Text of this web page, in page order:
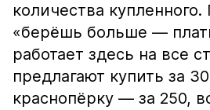
количества
«берёшь больше —
работает здесь на все
предлагают купить за
краснопёрку — за 250,